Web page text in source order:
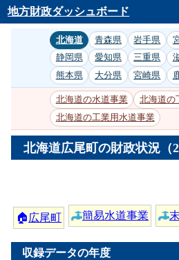
地方財政ダッシュボード
北海道 青森県 岩手県
静岡県
愛知県 三重県
熊本県
大分県 宮崎県
北海道の水道事業 北海道の
北海道の工業用水道事業
北海道広尾町の財政状況（
🏠 広尾町 簡易水道事業
収録データの年度